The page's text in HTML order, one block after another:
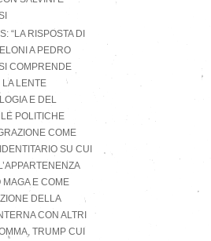
“LA RISPOSTA DI
A PEDRO
COMPRENDE
LENTE
E DEL
POLITICHE
COME
SU CUI
E COME
DELLA
CON ALTRI
TRUMP CUI